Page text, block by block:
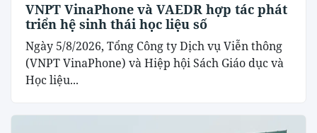
VNPT VinaPhone và VAEDR hợp tác phát
triển hệ sinh thái học liệu số
Ngày 5/8/2026, Tổng Công ty Dịch vụ Viễn thông
(VNPT VinaPhone) và Hiệp hội Sách Giáo dục và
Học liệu...